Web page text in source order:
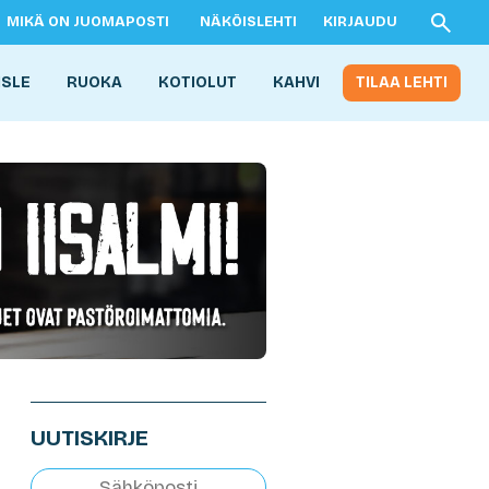
MIKÄ ON JUOMAPOSTI NÄKÖISLEHTI KIRJAUDU
RUOKA KOTIOLUT KAHVI TILAA LEHTI
UUTISKIRJE